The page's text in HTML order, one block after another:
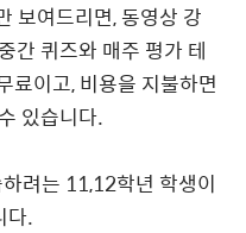
보여드리면, 동영상 강
간 퀴즈와 매주 평가 테
료이고, 비용을 지불하면
있습니다.
려는 11,12학년 학생이
다.